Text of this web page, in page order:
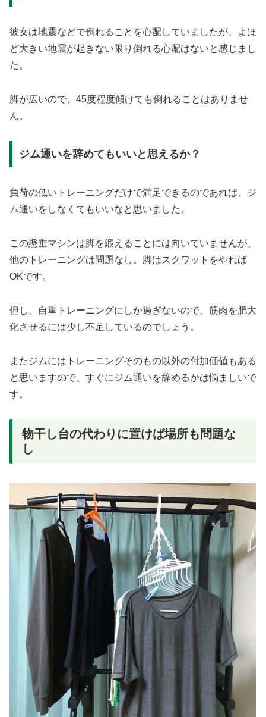
彼女は地震などで倒れることを心配していましたが、よほ
ど大きい地震が起きない限り倒れる心配はないと感じまし
た。
脚が広いので、45度程度傾けても倒れることはありませ
ん。
ジム通いを辞めてもいいと思えるか？
負荷の低いトレーニングだけで満足できるのであれば、ジ
ム通いをしなくてもいいなと思いました。
この懸垂マシンは脚を鍛えることには向いていませんが、
他のトレーニングは問題なし。脚はスクワットをやれば
OKです。
但し、自重トレーニングにしか過ぎないので、筋肉を肥大
化させるには少し不足しているのでしょう。
またジムにはトレーニングそのもの以外の付加価値もある
と思いますので、すぐにジム通いを辞めるかは悩ましいで
す。
物干し台の代わりに置けば場所も問題な
し